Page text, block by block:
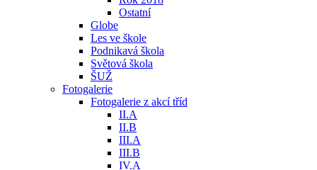
Ostatní
Globe
Les ve škole
Podnikavá škola
Světová škola
ŠUŽ
Fotogalerie
Fotogalerie z akcí tříd
II.A
II.B
III.A
III.B
IV.A